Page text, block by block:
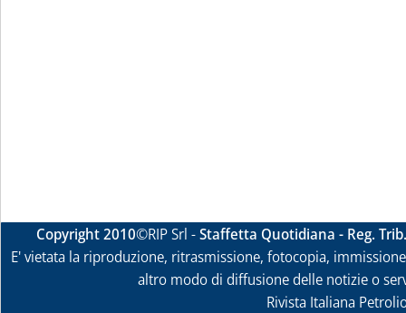
Copyright 2010©RIP Srl -Staffetta Quotidiana - Reg.
E' vietata la riproduzione, ritrasmissione, fotocopia,
altro modo di diffusione delle notizie o
Rivista Italiana